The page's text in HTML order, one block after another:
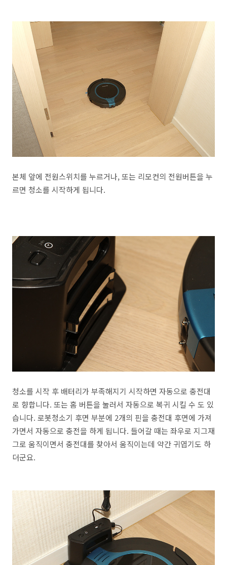
본체 앞에 전원스위치를 누르거나, 또는 리모컨의 전원버튼을 누
르면 청소를 시작하게 됩니다.
청소를 시작 후 배터리가 부족해지기 시작하면 자동으로 충전대
로 향합니다. 또는 홈 버튼을 눌러서 자동으로 복귀 시킬 수 도 있
습니다. 로봇청소기 후면 부분에 2개의 핀을 충전대 후면에 가져
가면서 자동으로 충전을 하게 됩니다. 들어갈 때는 좌우로 지그재
그로 움직이면서 충전대를 찾아서 움직이는데 약간 귀엽기도 하
더군요.